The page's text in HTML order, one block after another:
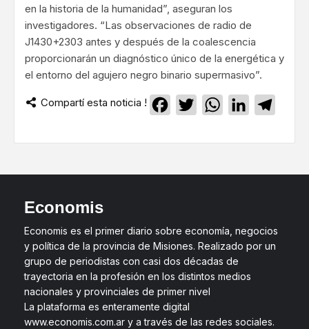
en la historia de la humanidad”, aseguran los
investigadores. “Las observaciones de radio de
J1430+2303 antes y después de la coalescencia
proporcionarán un diagnóstico único de la energética y
el entorno del agujero negro binario supermasivo”.
Compartí esta noticia ! Facebook
TwitterWhatsApp
LinkedIn
Economis
Economis es el primer diario sobre economía, negocios
y política de la provincia de Misiones. Realizado por un
grupo de periodistas con casi dos décadas de
trayectoria en la profesión en los distintos medios
nacionales y provinciales de primer nivel
La plataforma es enteramente digital
www.economis.com.ar y a través de las redes sociales.